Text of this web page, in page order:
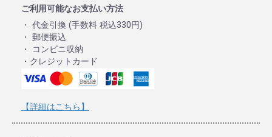
ご利用可能なお支払い方法
・ 代金引換 (手数料 税込330円)
・ 郵便振込
・ コンビニ収納
・クレジットカード
【詳細はこちら】